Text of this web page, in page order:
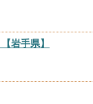
【岩手県】